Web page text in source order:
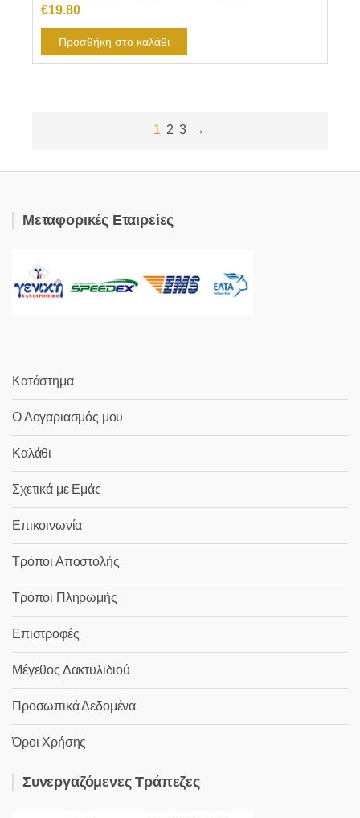
€19.80
Προσθήκη στο καλάθι
1 2 3 →
Μεταφορικές Εταιρείες
Κατάστημα
Ο Λογαριασμός μου
Καλάθι
Σχετικά με Εμάς
Επικοινωνία
Τρόποι Αποστολής
Τρόποι Πληρωμής
Επιστροφές
Μέγεθος Δακτυλιδιού
Προσωπικά Δεδομένα
Όροι Χρήσης
Συνεργαζόμενες Τράπεζες